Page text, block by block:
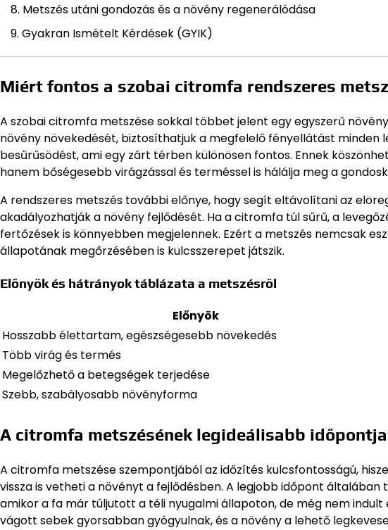
Metszés utáni gondozás és a növény regenerálódása
Gyakran Ismételt Kérdések (GYIK)
Miért fontos a szobai citromfa rendszeres
A szobai citromfa metszése sokkal többet jelent egy egyszerű
növény növekedését, biztosíthatjuk a megfelelő fényellátást minden
besűrűsödést, ami egy zárt térben különösen fontos. Ennek
hanem bőségesebb virágzással és terméssel is hálálja meg a
A rendszeres metszés további előnye, hogy segít eltávolítani az
akadályozhatják a növény fejlődését. Ha a citromfa túl sűrű, a
fertőzések is könnyebben megjelennek. Ezért a metszés nemcsak
állapotának megőrzésében is kulcsszerepet játszik.
Előnyök és hátrányok táblázata a metszésről
Előnyök
Hosszabb élettartam, egészségesebb növekedés
Több virág és termés
Megelőzhető a betegségek terjedése
Szebb, szabályosabb növényforma
A citromfa metszésének legideálisabb
A citromfa metszése szempontjából az időzítés kulcsfontosságú,
vissza is vetheti a növényt a fejlődésben. A legjobb időpont általában
amikor a fa már túljutott a téli nyugalmi állapoton, de még nem indult
vágott sebek gyorsabban gyógyulnak, és a növény a lehető